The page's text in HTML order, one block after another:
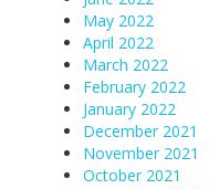
May 2022
April 2022
March 2022
February 2022
January 2022
December 2021
November 2021
October 2021